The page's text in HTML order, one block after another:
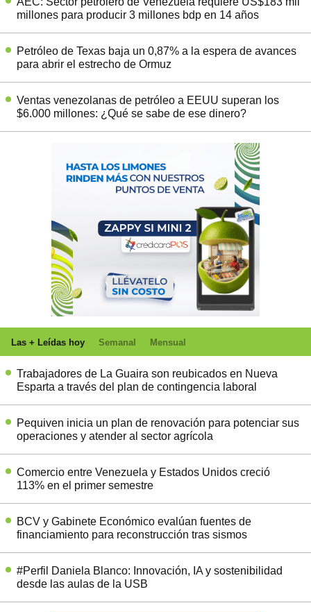
millones para producir 3 millones bdp en 14 años
Petróleo de Texas baja un 0,87% a la espera de avances
para abrir el estrecho de Ormuz
Ventas venezolanas de petróleo a EEUU superan los
$6.000 millones: ¿Qué se sabe de ese dinero?
Las + Leídas hoy Semanal Mensual
Trabajadores de La Guaira son reubicados en Nueva
Esparta a través del plan de contingencia laboral
Pequiven inicia un plan de renovación para potenciar sus
operaciones y atender al sector agrícola
Comercio entre Venezuela y Estados Unidos creció
113% en el primer semestre
BCV y Gabinete Económico evalúan fuentes de
financiamiento para reconstrucción tras sismos
#Perfil Daniela Blanco: Innovación, IA y sostenibilidad
desde las aulas de la USB